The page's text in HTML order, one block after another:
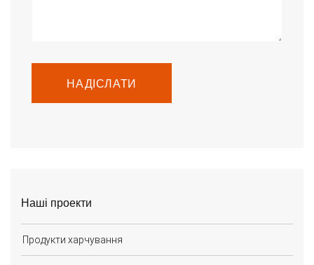
НАДІСЛАТИ
Наші проекти
Продукти харчування